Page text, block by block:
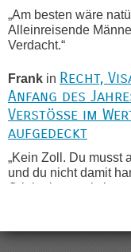
„Am besten wäre
Alleinreisende
Verdacht.“
Frank in Recht,
Anfang des
Verstöße im
aufgedeckt
„Kein Zoll. Du musst
und du nicht damit
Originalverpackt ist
EricinRecht,